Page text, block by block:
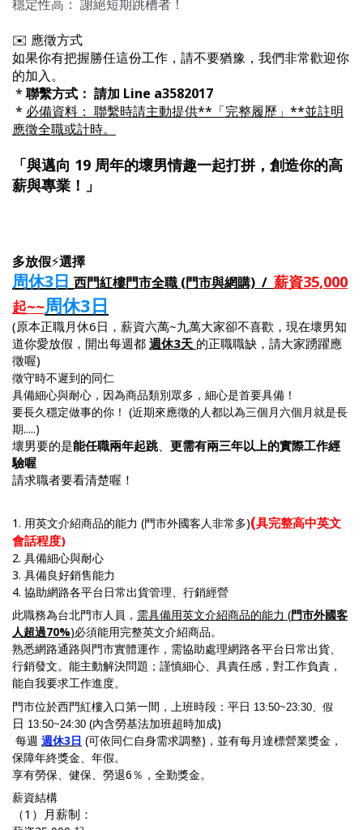
穩定性高： 謝絕短期跳槽者！
✉️ 應徵方式
如果你有把握勝任這份工作，請不要猶豫，我們非常歡迎你
的加入。
* 聯繫方式： 請加 Line a3582017
* 必備資料： 聯繫時請主動提供**「完整履歷」**並註明
應徵全職或計時。
「與邁向 19 周年的壞男情趣一起打拼，創造你的高
薪與專業！」
多放假⚡選擇
周休3日 西門紅樓門市全職 (門市與網購) / 薪資35,000
起~~周休3日
(原本正職月休6日，薪資六萬~九萬大家卻不喜歡，現在壞男知
道你愛放假，開出每週都 週休3天 的正職職缺，請大家踴躍應
徵喔)
徵守時不遲到的同仁
具備細心與耐心，因為商品類別眾多，細心是首要具備！
要長久穩定做事的你！ (近期來應徵的人都以為三個月六個月就是長
期.....)
壞男要的是能任職兩年起跳、 更需有兩三年以上的實際工作經
驗喔
請求職者要看清楚喔！
1. 用英文介紹商品的能力 (門市外國客人非常多)(具完整高中英文
會話程度)
2. 具備細心與耐心
3. 具備良好銷售能力
4. 協助網路各平台日常出貨管理、行銷經營
此職務為台北門市人員， 需具備用英文介紹商品的能力 (門市外國客
人超過70%)必須能用完整英文介紹商品。
熟悉網路通路與門市實體運作，需協助處理網路各平台日常出貨、
行銷發文。能主動解決問題；謹慎細心、具責任感，對工作負責，
能自我要求工作進度。
門市位於西門紅樓入口第一間，上班時段：平日 13:50~23:30、假
日 13:50~24:30 (內含勞基法加班超時加成)
每週 週休3日 (可依同仁自身需求調整)，並有每月達標營業獎金，
保障年終獎金、年假。
享有勞保、健保、勞退6％，全勤獎金。
薪資結構
（1）月薪制：